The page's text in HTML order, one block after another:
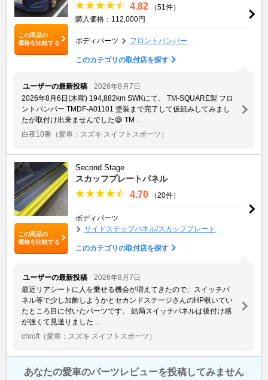
この商品の
価格を比較する
4.82
（51件）
購入価格：112,000円
ボディパーツ フロントバンパー
このカテゴリの取付店を探す
ユーザーの最新投稿
2026年8月7日
2026年8月6日(木曜) 194,882km SWKにて。 TM-SQUARE製 フロ
ントバンパー TMDF-A01101 塗装まで完了して仮組みしてみまし
たが取付け出来ませんでした😅 TM ...
白夜10番 （愛車：スズキ スイフトスポーツ）
この商品の
価格を比較する
Second Stage
スカッフプレートパネル
4.70 （20件）
ボディパーツ
サイドステップパネル/スカッフプレート
このカテゴリの取付店を探す
ユーザーの最新投稿
2026年8月7日
最近リアシートに人を乗せる機会が増えてきたので、スイッチパ
ネル等で少し加飾しようかとセカンドステージさんのHP覗いてい
たところ目に付いたパーツです。 結局スイッチパネルは後付け感
が強くて見送りました ...
chroft （愛車：スズキ スイフトスポーツ）
あなたの愛車のパーツレビューを投稿してみません